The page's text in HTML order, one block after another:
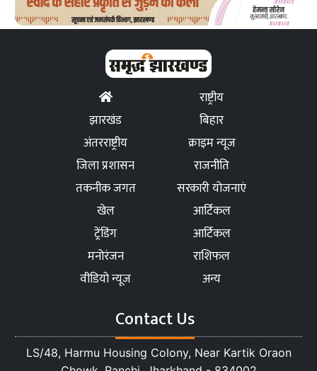
राष्ट्रीय
झारखंड
बिहार
अंतरराष्ट्रीय
क्राइम न्यूज
जिला प्रशासन
राजनीति
तकनीक जगत
सरकारी योजनाएं
खेल
आर्टिकल
ट्रेंडिंग
आर्टिकल
मनोरंजन
राशिफल
वीडियो न्यूज
अन्य
Contact Us
LS/48, Harmu Housing Colony, Near Kartik Oraon